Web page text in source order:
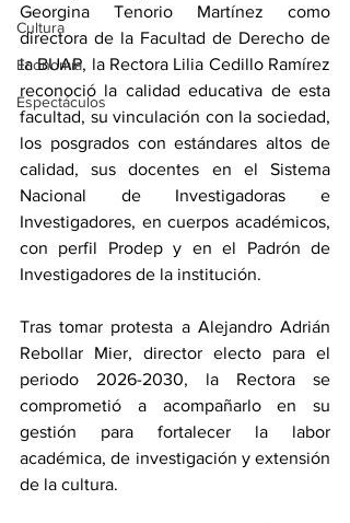
Cultura
Economía
Espectáculos
Georgina Tenorio Martínez como
directora de la Facultad de Derecho de
la BUAP, la Rectora Lilia Cedillo Ramírez
reconoció la calidad educativa de esta
facultad, su vinculación con la sociedad,
los posgrados con estándares altos de
calidad, sus docentes en el Sistema
Nacional de Investigadoras e
Investigadores, en cuerpos académicos,
con perfil Prodep y en el Padrón de
Investigadores de la institución.
Tras tomar protesta a Alejandro Adrián
Rebollar Mier, director electo para el
periodo 2026-2030, la Rectora se
comprometió a acompañarlo en su
gestión para fortalecer la labor
académica, de investigación y extensión
de la cultura.